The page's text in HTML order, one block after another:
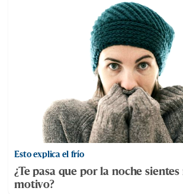
Esto explica el frío
¿Te pasa que por la noche
motivo?